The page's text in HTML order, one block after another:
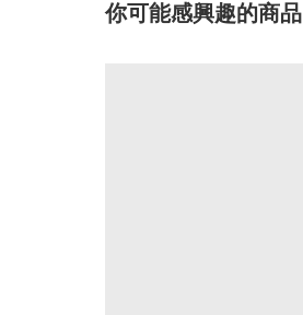
你可能感興趣的商品